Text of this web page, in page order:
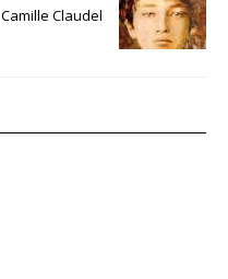
Camille Claudel